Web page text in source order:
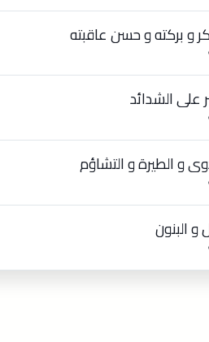
و بركته و حسن عاقبته
على الشدائد
و الطيرة و التشاؤم
و البنون